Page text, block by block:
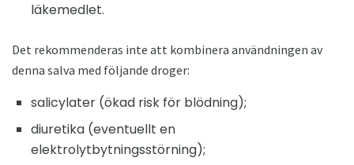
läkemedlet.
Det rekommenderas inte att kombinera användningen av
denna salva med följande droger:
salicylater (ökad risk för blödning);
diuretika (eventuellt en
elektrolytbytningsstörning);